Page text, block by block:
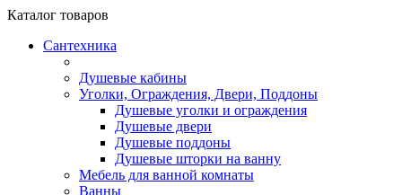
Каталог товаров
Сантехника
Душевые кабины
Уголки, Ограждения, Двери, Поддоны
Душевые уголки и ограждения
Душевые двери
Душевые поддоны
Душевые шторки на ванну
Мебель для ванной комнаты
Ванны